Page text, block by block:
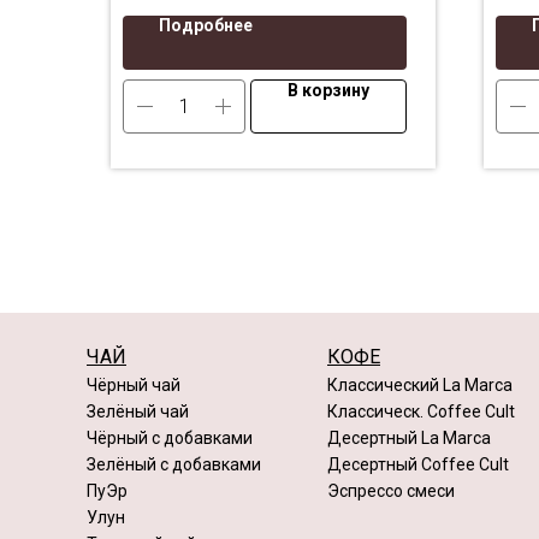
Подробнее
В корзину
ЧАЙ
Чёрный чай
Зелёный чай
Чёрный с добавками
Классическ. Coffee Cult
Зелёный с добавками
ПуЭр
Улун
Классический La Marca
КОФЕ
Десертный Coffee Cult
Десертный La Marca
Эспрессо смеси